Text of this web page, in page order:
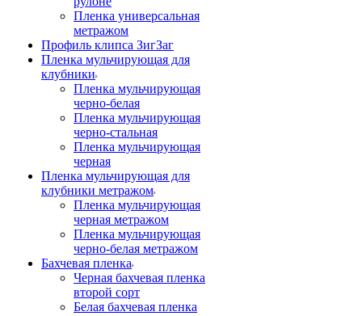
Пленка универсальная
метражом
Профиль клипса ЗигЗаг
Пленка мульчирующая для
клубники
Пленка мульчирующая
черно-белая
Пленка мульчирующая
черно-стальная
Пленка мульчирующая
черная
Пленка мульчирующая для
клубники метражом
Пленка мульчирующая
черная метражом
Пленка мульчирующая
черно-белая метражом
Бахчевая пленка
Черная бахчевая пленка
второй сорт
Белая бахчевая пленка